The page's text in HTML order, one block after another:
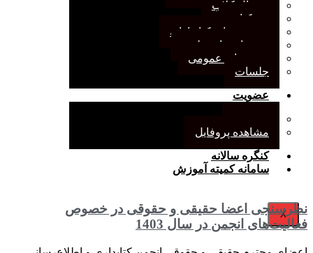
ژورنال کلاب
نقد کتاب
دورهمی‌های کتابدارانه
سخنرانی‌های علمی
مجمع‌های عمومی
جلسات
عضویت
مشاهده پروفایل
کنگره سالانه
سامانه کمیته آموزش
X
نظرسنجی اعضا حقیقی و حقوقی در خصوص
فعالیت‌های انجمن در سال 1403